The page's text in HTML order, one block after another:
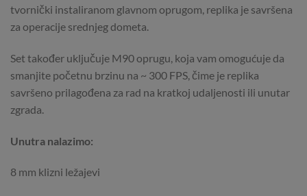
tvornički instaliranom glavnom oprugom, replika je savršena
za operacije srednjeg dometa.
Set također uključuje M90 ​​oprugu, koja vam omogućuje da
smanjite početnu brzinu na ~ 300 FPS, čime je replika
savršeno prilagođena za rad na kratkoj udaljenosti ili unutar
zgrada.
Unutra nalazimo:
8 mm klizni ležajevi